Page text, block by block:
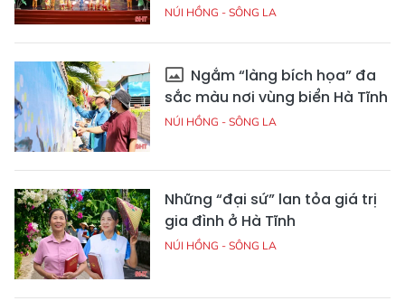
NÚI HỒNG - SÔNG LA
Ngắm “làng bích họa” đa
sắc màu nơi vùng biển Hà Tĩnh
NÚI HỒNG - SÔNG LA
Những “đại sứ” lan tỏa giá trị
gia đình ở Hà Tĩnh
NÚI HỒNG - SÔNG LA